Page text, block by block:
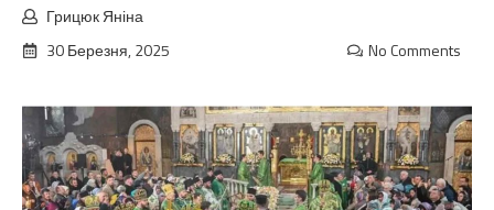
Грицюк Яніна
30 Березня, 2025
No Comments